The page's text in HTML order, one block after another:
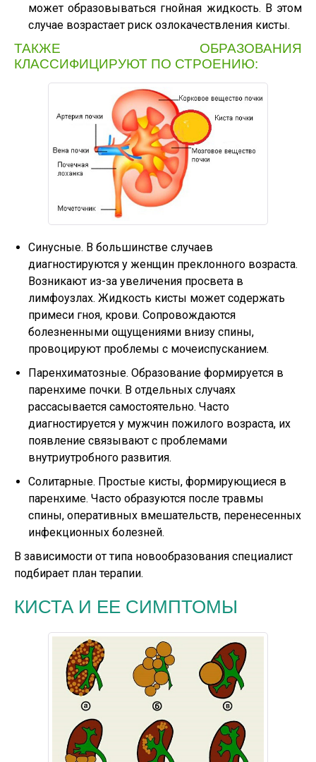
может образовываться гнойная жидкость. В этом
случае возрастает риск озлокачествления кисты.
ТАКЖЕ ОБРАЗОВАНИЯ
КЛАССИФИЦИРУЮТ ПО СТРОЕНИЮ:
Синусные. В большинстве случаев
диагностируются у женщин преклонного возраста.
Возникают из-за увеличения просвета в
лимфоузлах. Жидкость кисты может содержать
примеси гноя, крови. Сопровождаются
болезненными ощущениями внизу спины,
провоцируют проблемы с мочеиспусканием.
Паренхиматозные. Образование формируется в
паренхиме почки. В отдельных случаях
рассасывается самостоятельно. Часто
диагностируется у мужчин пожилого возраста, их
появление связывают с проблемами
внутриутробного развития.
Солитарные. Простые кисты, формирующиеся в
паренхиме. Часто образуются после травмы
спины, оперативных вмешательств, перенесенных
инфекционных болезней.
В зависимости от типа новообразования специалист
подбирает план терапии.
КИСТА И ЕЕ СИМПТОМЫ